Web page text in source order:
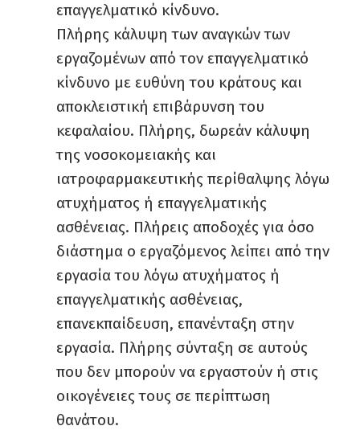
επαγγελματικό κίνδυνο.
Πλήρης κάλυψη των αναγκών των
εργαζομένων από τον επαγγελματικό
κίνδυνο με ευθύνη του κράτους και
αποκλειστική επιβάρυνση του
κεφαλαίου. Πλήρης, δωρεάν κάλυψη
της νοσοκομειακής και
ιατροφαρμακευτικής περίθαλψης λόγω
ατυχήματος ή επαγγελματικής
ασθένειας. Πλήρεις αποδοχές για όσο
διάστημα ο εργαζόμενος λείπει από την
εργασία του λόγω ατυχήματος ή
επαγγελματικής ασθένειας,
επανεκπαίδευση, επανένταξη στην
εργασία. Πλήρης σύνταξη σε αυτούς
που δεν μπορούν να εργαστούν ή στις
οικογένειες τους σε περίπτωση
θανάτου.